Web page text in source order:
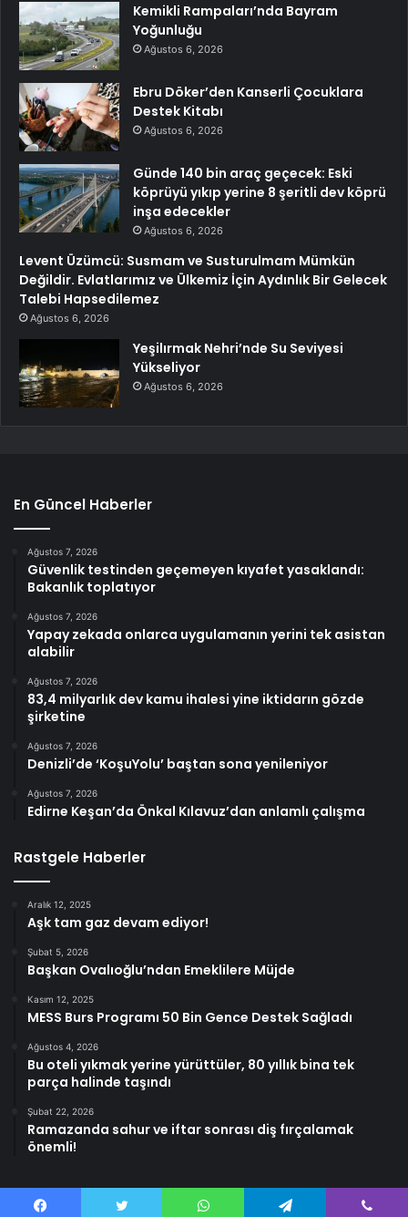
Kemikli Rampaları’nda Bayram
Yoğunluğu
Ağustos 6, 2026
Ebru Döker’den Kanserli Çocuklara
Destek Kitabı
Ağustos 6, 2026
Günde 140 bin araç geçecek: Eski
köprüyü yıkıp yerine 8 şeritli dev köprü
inşa edecekler
Ağustos 6, 2026
Levent Üzümcü: Susmam ve Susturulmam Mümkün
Değildir. Evlatlarımız ve Ülkemiz İçin Aydınlık Bir Gelecek
Talebi Hapsedilemez
Ağustos 6, 2026
Yeşilırmak Nehri’nde Su Seviyesi
Yükseliyor
Ağustos 6, 2026
En Güncel Haberler
Ağustos 7, 2026
Güvenlik testinden geçemeyen kıyafet yasaklandı:
Bakanlık toplatıyor
Ağustos 7, 2026
Yapay zekada onlarca uygulamanın yerini tek asistan
alabilir
Ağustos 7, 2026
83,4 milyarlık dev kamu ihalesi yine iktidarın gözde
şirketine
Ağustos 7, 2026
Denizli’de ‘KoşuYolu’ baştan sona yenileniyor
Ağustos 7, 2026
Edirne Keşan’da Önkal Kılavuz’dan anlamlı çalışma
Rastgele Haberler
Aralık 12, 2025
Aşk tam gaz devam ediyor!
Şubat 5, 2026
Başkan Ovalıoğlu’ndan Emeklilere Müjde
Kasım 12, 2025
MESS Burs Programı 50 Bin Gence Destek Sağladı
Ağustos 4, 2026
Bu oteli yıkmak yerine yürüttüler, 80 yıllık bina tek
parça halinde taşındı
Şubat 22, 2026
Ramazanda sahur ve iftar sonrası diş fırçalamak
önemli!